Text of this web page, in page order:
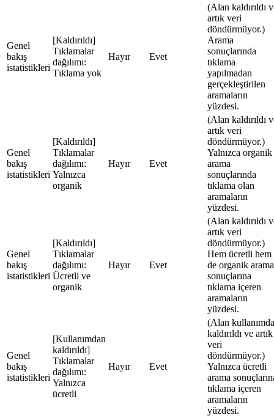
Genel
bakış
istatistikleri
[Kaldırıldı]
Tıklamalar
dağılımı:
Tıklama yok
Hayır Evet
(Alan kaldırıldı
artık veri
döndürmüyor.)
Arama
sonuçlarında
tıklama
yapılmadan
gerçekleştirilen
aramaların
yüzdesi.
Genel
bakış
istatistikleri
[Kaldırıldı]
Tıklamalar
dağılımı:
Yalnızca
organik
Hayır Evet
(Alan kaldırıldı
artık veri
döndürmüyor.)
Yalnızca organik
arama
sonuçlarında
tıklama olan
aramaların
yüzdesi.
Genel
bakış
istatistikleri
[Kaldırıldı]
Tıklamalar
dağılımı:
Ücretli ve
organik
Hayır Evet
(Alan kaldırıldı
artık veri
döndürmüyor.)
Hem ücretli hem
de organik arama
sonuçlarına
tıklama içeren
aramaların
yüzdesi.
Genel
bakış
istatistikleri
[Kullanımdan
kaldırıldı]
Tıklamalar
dağılımı:
Yalnızca
ücretli
Hayır Evet
(Alan
kaldırıldı ve artık
veri
döndürmüyor.)
Yalnızca ücretli
arama
tıklama içeren
aramaların
yüzdesi.